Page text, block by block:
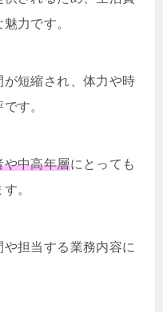
力です。
短縮され、体力や時
す。
や中高年層にとっても
。
担当する業務内容に